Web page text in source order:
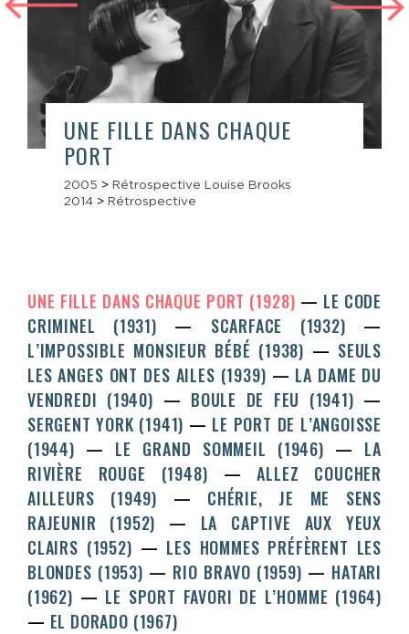
UNE FILLE DANS CHAQUE
PORT
2005 > Rétrospective Louise Brooks
2014 > Rétrospective
UNE FILLE DANS CHAQUE PORT (1928)
LE CODE
CRIMINEL (1931)
SCARFACE (1932)
L’IMPOSSIBLE MONSIEUR BÉBÉ (1938)
SEULS
LES ANGES ONT DES AILES (1939)
LA DAME DU
VENDREDI (1940)
BOULE DE FEU (1941)
SERGENT YORK (1941)
LE PORT DE L’ANGOISSE
(1944)
LE GRAND SOMMEIL (1946)
LA
RIVIÈRE ROUGE (1948)
ALLEZ COUCHER
AILLEURS (1949)
CHÉRIE, JE ME SENS
RAJEUNIR (1952)
LA CAPTIVE AUX YEUX
CLAIRS (1952)
LES HOMMES PRÉFÈRENT LES
BLONDES (1953)
RIO BRAVO (1959)
HATARI
(1962)
LE SPORT FAVORI DE L’HOMME (1964)
EL DORADO (1967)